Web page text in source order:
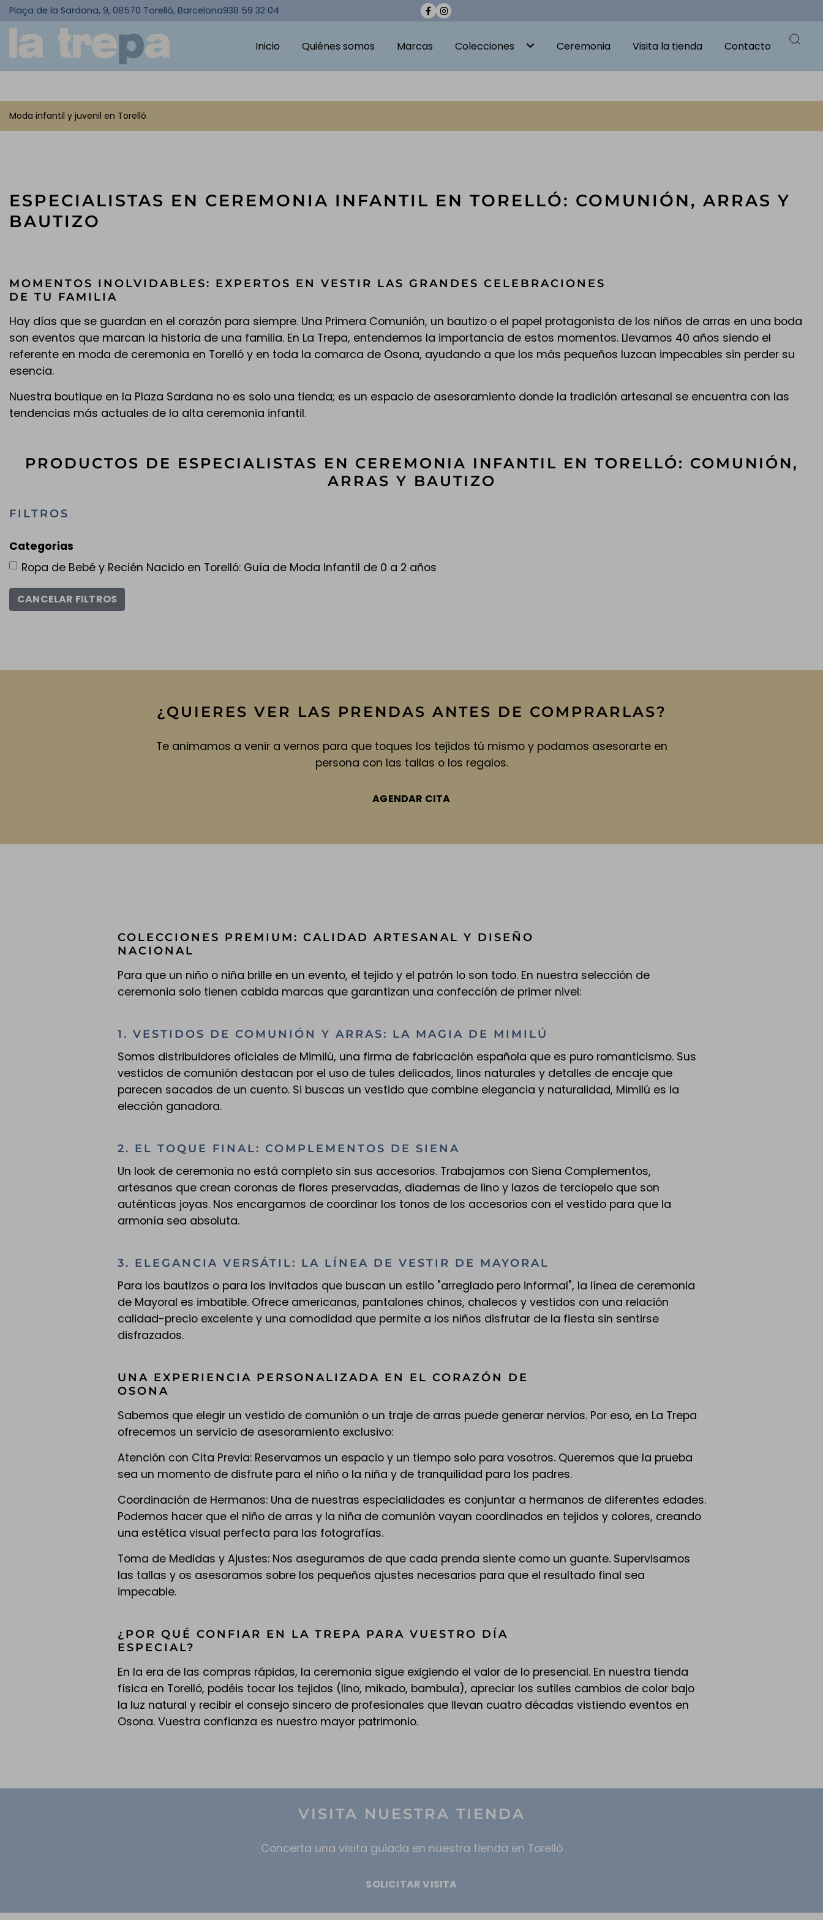
Plaça de la Sardana, 9, 08570 Torelló, Barcelona938 59 32 04
Inicio Quiénes somos Marcas Colecciones Ceremonia Visita la tienda Contacto
Moda infantil y juvenil en Torelló
ESPECIALISTAS EN CEREMONIA INFANTIL EN TORELLÓ: COMUNIÓN, ARRAS Y
BAUTIZO
MOMENTOS INOLVIDABLES: EXPERTOS EN VESTIR LAS GRANDES CELEBRACIONES
DE TU FAMILIA
Hay días que se guardan en el corazón para siempre. Una Primera Comunión, un bautizo o el papel protagonista de los niños de arras en una boda
son eventos que marcan la historia de una familia. En La Trepa, entendemos la importancia de estos momentos. Llevamos 40 años siendo el
referente en moda de ceremonia en Torelló y en toda la comarca de Osona, ayudando a que los más pequeños luzcan impecables sin perder su
esencia.
Nuestra boutique en la Plaza Sardana no es solo una tienda; es un espacio de asesoramiento donde la tradición artesanal se encuentra con las
tendencias más actuales de la alta ceremonia infantil.
PRODUCTOS DE ESPECIALISTAS EN CEREMONIA INFANTIL EN TORELLÓ: COMUNIÓN,
ARRAS Y BAUTIZO
FILTROS
Categorias
Ropa de Bebé y Recién Nacido en Torelló: Guía de Moda Infantil de 0 a 2 años
¿QUIERES VER LAS PRENDAS ANTES DE COMPRARLAS?
Te animamos a venir a vernos para que toques los tejidos tú mismo y podamos asesorarte en
persona con las tallas o los regalos.
AGENDAR CITA
COLECCIONES PREMIUM: CALIDAD ARTESANAL Y DISEÑO
NACIONAL
Para que un niño o niña brille en un evento, el tejido y el patrón lo son todo. En nuestra selección de
ceremonia solo tienen cabida marcas que garantizan una confección de primer nivel:
1. VESTIDOS DE COMUNIÓN Y ARRAS: LA MAGIA DE MIMILÚ
Somos distribuidores oficiales de Mimilú, una firma de fabricación española que es puro romanticismo. Sus
vestidos de comunión destacan por el uso de tules delicados, linos naturales y detalles de encaje que
parecen sacados de un cuento. Si buscas un vestido que combine elegancia y naturalidad, Mimilú es la
elección ganadora.
2. EL TOQUE FINAL: COMPLEMENTOS DE SIENA
Un look de ceremonia no está completo sin sus accesorios. Trabajamos con Siena Complementos,
artesanos que crean coronas de flores preservadas, diademas de lino y lazos de terciopelo que son
auténticas joyas. Nos encargamos de coordinar los tonos de los accesorios con el vestido para que la
armonía sea absoluta.
3. ELEGANCIA VERSÁTIL: LA LÍNEA DE VESTIR DE MAYORAL
Para los bautizos o para los invitados que buscan un estilo "arreglado pero informal", la línea de ceremonia
de Mayoral es imbatible. Ofrece americanas, pantalones chinos, chalecos y vestidos con una relación
calidad-precio excelente y una comodidad que permite a los niños disfrutar de la fiesta sin sentirse
disfrazados.
UNA EXPERIENCIA PERSONALIZADA EN EL CORAZÓN DE
OSONA
Sabemos que elegir un vestido de comunión o un traje de arras puede generar nervios. Por eso, en La Trepa
ofrecemos un servicio de asesoramiento exclusivo:
Atención con Cita Previa: Reservamos un espacio y un tiempo solo para vosotros. Queremos que la prueba
sea un momento de disfrute para el niño o la niña y de tranquilidad para los padres.
Coordinación de Hermanos: Una de nuestras especialidades es conjuntar a hermanos de diferentes edades.
Podemos hacer que el niño de arras y la niña de comunión vayan coordinados en tejidos y colores, creando
una estética visual perfecta para las fotografías.
Toma de Medidas y Ajustes: Nos aseguramos de que cada prenda siente como un guante. Supervisamos
las tallas y os asesoramos sobre los pequeños ajustes necesarios para que el resultado final sea
impecable.
¿POR QUÉ CONFIAR EN LA TREPA PARA VUESTRO DÍA
ESPECIAL?
En la era de las compras rápidas, la ceremonia sigue exigiendo el valor de lo presencial. En nuestra tienda
física en Torelló, podéis tocar los tejidos (lino, mikado, bambula), apreciar los sutiles cambios de color bajo
la luz natural y recibir el consejo sincero de profesionales que llevan cuatro décadas vistiendo eventos en
Osona. Vuestra confianza es nuestro mayor patrimonio.
VISITA NUESTRA TIENDA
Concerta una visita guiada en nuestra tienda en Torelló
SOLICITAR VISITA